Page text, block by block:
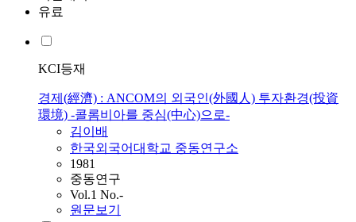
유료
KCI등재
경제(經濟) : ANCOM의 외국인(外國人) 투자환경(投資
環境) -콜롬비아를 중심(中心)으로-
김이배
한국외국어대학교 중동연구소
1981
중동연구
Vol.1 No.-
원문보기